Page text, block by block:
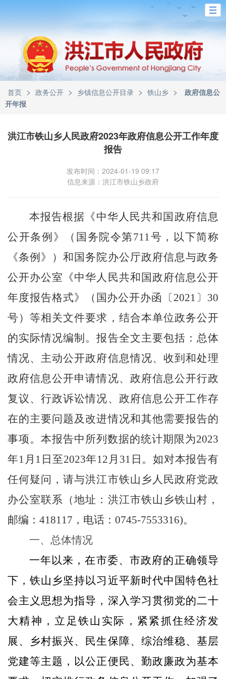
首页 > 政务公开 > 乡镇信息公开目录 > 铁山乡 >
政府信息公
开年报
洪江市铁山乡人民政府2023年政府信息公开工作年度
报告
发布时间：2024-01-19 09:17
信息来源：洪江市铁山乡政府
本报告根据《中华人民共和国政府信息
公开条例》（国务院令第711号，以下简称
《条例》）和国务院办公厅政府信息与政务
公开办公室《中华人民共和国政府信息公开
年度报告格式》（国办公开办函〔2021〕30
号）等相关文件要求 ，结合本单位政务公开
的实际情况编制。报告全文主要包括：总体
情况、主动公开政府信息情况、收到和处理
政府信息公开申请情况、政府信息公开行政
复议、行政诉讼情况、政府信息公开工作存
在的主要问题及改进情况和其他需要报告的
事项。本报告中所列数据的统计期限为2023
年1月1日至2023年12月31日。如对本报告有
任何疑问，请与洪江市铁山乡人民政府党政
办公室联系（地址：洪江市铁山乡铁山村，
邮编： 418117 ，电话： 0745-7553316)。
一、总体情况
一年以来，在市委、市政府的正确领导
下，铁山乡坚持以习近平新时代中国特色社
会主义思想为指导，深入学习贯彻党的二十
大精神，立足铁山实际，紧紧抓住经济发
展、乡村振兴、民生保障、综治维稳、基层
党建等主题， 以公正便民、勤政廉政为基本